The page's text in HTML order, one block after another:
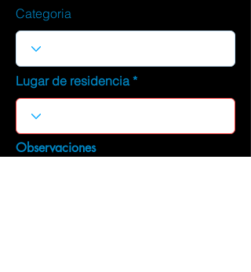
Categoria
Lugar de residencia
Observaciones